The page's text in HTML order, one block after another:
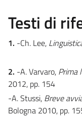
Testi di
1. -Ch. Lee,
2. -A. Varvaro, Prima
2012, pp. 154
-A. Stussi, Breve
Bologna 2010, pp.